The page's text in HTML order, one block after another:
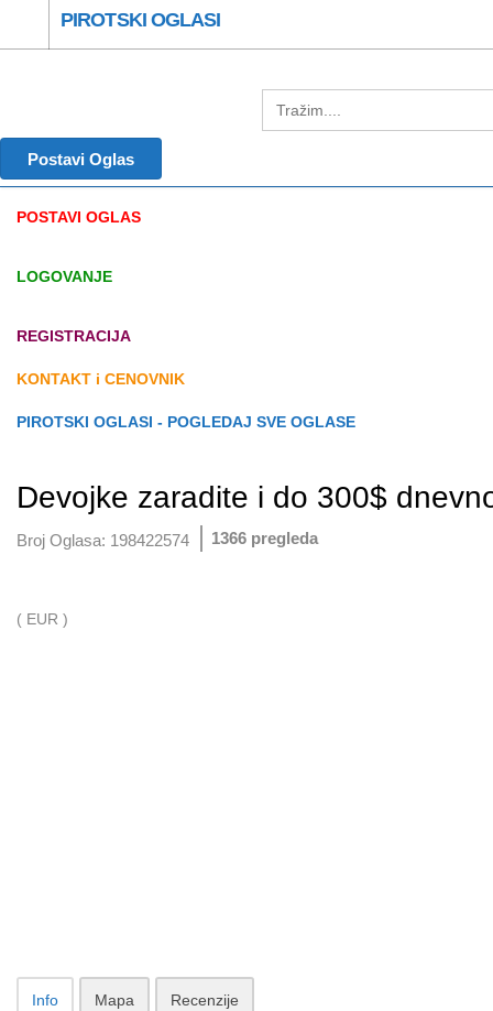
PIROTSKI OGLASI
Postavi Oglas
POSTAVI OGLAS
LOGOVANJE
REGISTRACIJA
KONTAKT i CENOVNIK
PIROTSKI OGLASI - POGLEDAJ SVE OGLASE
Devojke zaradite i do 300$
Broj Oglasa: 198422574 1366 pregleda
( EUR )
Info Mapa Recenzije